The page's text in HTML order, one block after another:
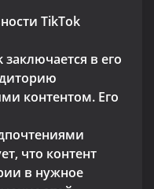
TikTok
в его
контентом. Его
что контент
в нужное